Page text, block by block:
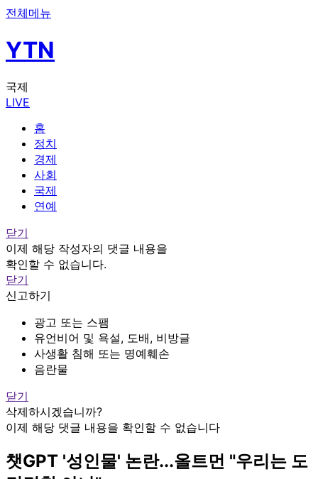
전체메뉴
YTN
국제
LIVE
홈
정치
경제
사회
국제
연예
닫기
이제 해당 작성자의 댓글 내용을
확인할 수 없습니다.
닫기
신고하기
광고 또는 스팸
유언비어 및 욕설, 도배, 비방글
사생활 침해 또는 명예훼손
음란물
닫기
삭제하시겠습니까?
이제 해당 댓글 내용을 확인할 수 없습니다
챗GPT '성인물' 논란...올트먼 "우리는 도